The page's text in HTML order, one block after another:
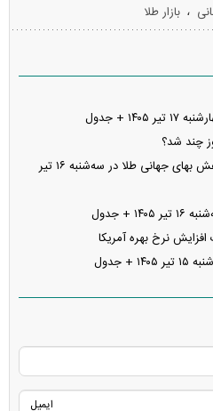
خطا
، بازار طلا
+ جدول
چند شد؟
قیمت طلا امروز چقدر شد؟ / کاهش بهای جهانی طلا در سه‌شنبه ۱۶ تیر
جدول
نرخ بهره آمریکا
جدول